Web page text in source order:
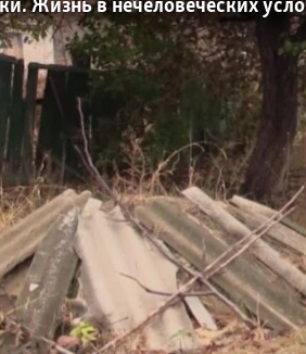
Жизнь в нечеловеческих